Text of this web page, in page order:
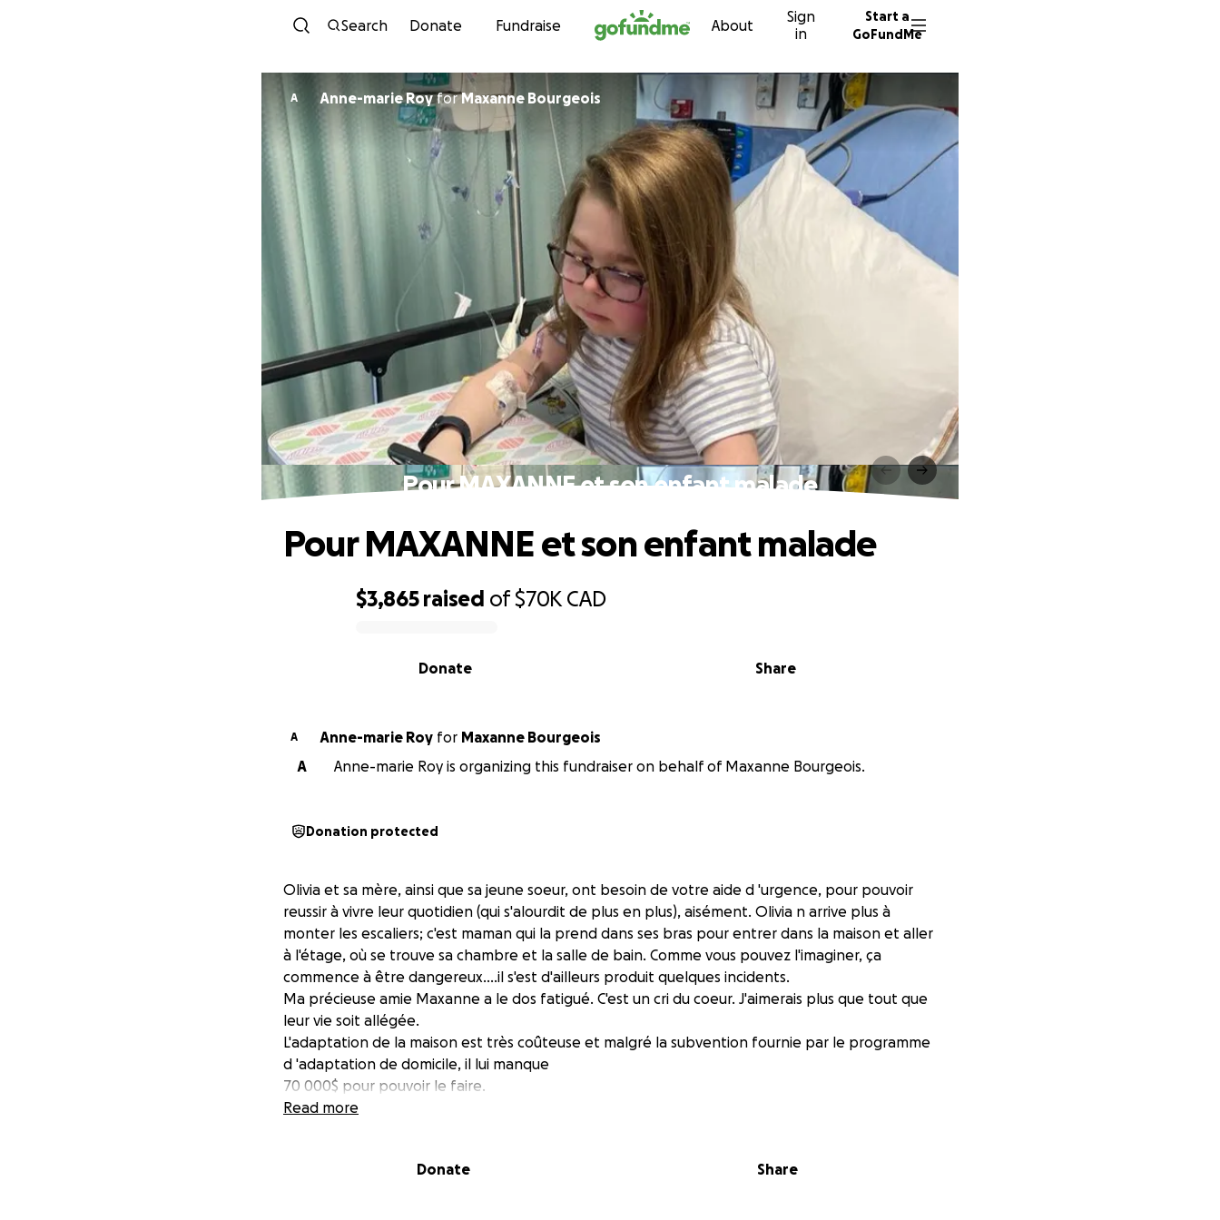
Skip to content
Search Donate Fundraise About
Sign
in
Start a
GoFundMe
A Anne-marie RoyforMaxanne Bourgeois
Pour MAXANNE et son enfant malade
$3,865 raised of$70K CAD
Share
Donate
Pour MAXANNE et son enfant malade
A Anne-marie Roy for Maxanne Bourgeois
A
Anne-marie Roy is organizing this fundraiser on behalf of Maxanne Bourgeois.
Donation protected
Olivia et sa mère, ainsi que sa jeune soeur, ont besoin de votre aide d 'urgence, pour pouvoir
reussir à vivre leur quotidien (qui s'alourdit de plus en plus), aisément. Olivia n arrive plus à
monter les escaliers; c'est maman qui la prend dans ses bras pour entrer dans la maison et aller
à l'étage, où se trouve sa chambre et la salle de bain. Comme vous pouvez l'imaginer, ça
commence à être dangereux....il s'est d'ailleurs produit quelques incidents.
Ma précieuse amie Maxanne a le dos fatigué. C'est un cri du coeur. J'aimerais plus que tout que
leur vie soit allégée.
L'adaptation de la maison est très coûteuse et malgré la subvention fournie par le programme
d 'adaptation de domicile, il lui manque
70 000$ pour pouvoir le faire.
Les adaptations minimales à faire sont:
Monte charge interieur
Read more
Donate Share